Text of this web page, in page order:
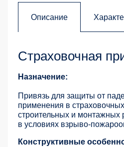
Описание
Страховочная
Назначение:
Привязь для защиты от
применения в
строительных и монтажных
в условиях взрыво-
Конструктивные